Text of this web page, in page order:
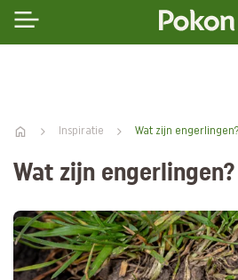
Inspiratie Wat zijn engerlingen?
Wat zijn engerlingen?